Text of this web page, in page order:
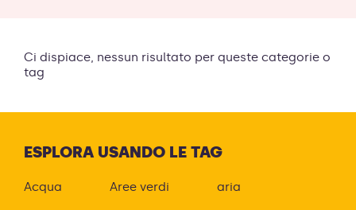
Ci dispiace, nessun risultato per queste categorie o
tag
ESPLORA USANDO LE TAG
Acqua Aree verdi aria